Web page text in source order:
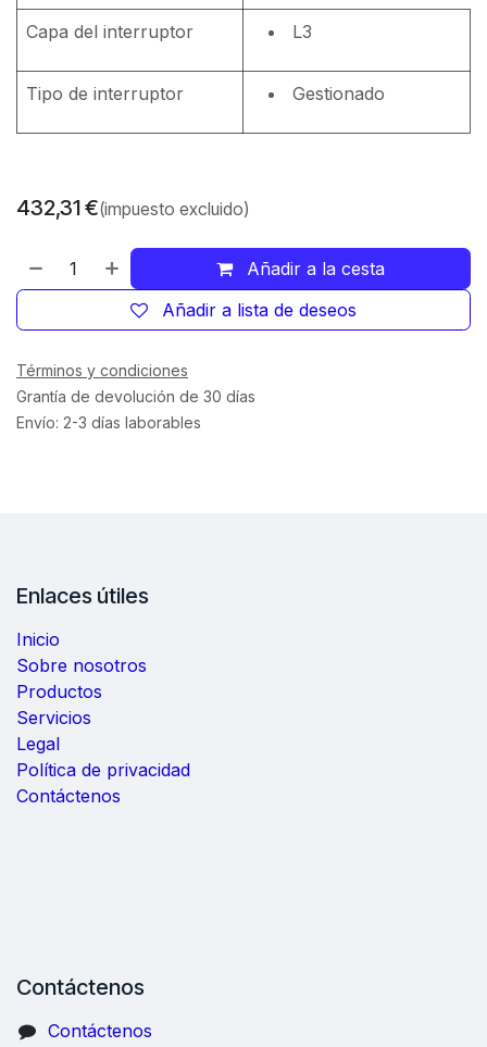
Capa del interruptor L3
Tipo de interruptor Gestionado
432,31€(impuesto excluido)
Añadir a la cesta
Añadir a lista de deseos
Términos y condiciones
Grantía de devolución de 30 días
Envío: 2-3 días laborables
Enlaces útiles
Inicio
Sobre nosotros
Productos
Servicios
Legal
Política de privacidad
Contáctenos
Contáctenos
Contáctenos